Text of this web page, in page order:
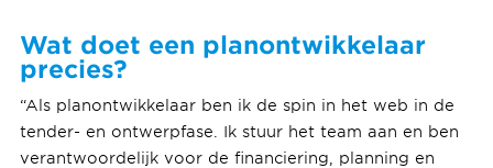
Wat doet een planontwikkelaar
precies?
“Als planontwikkelaar ben ik de spin in het web in de
tender- en ontwerpfase. Ik stuur het team aan en ben
verantwoordelijk voor de financiering, planning en